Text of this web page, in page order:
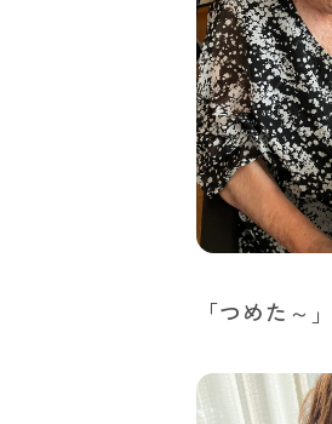
「つ